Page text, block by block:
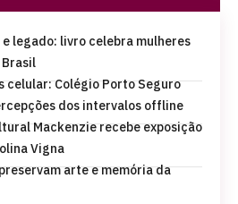
legado: livro celebra mulheres
celular: Colégio Porto Seguro
dos intervalos offline
Mackenzie recebe exposição
Vigna
arte e memória da